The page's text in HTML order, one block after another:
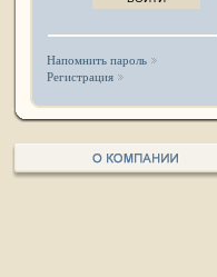
Напомнить пароль
Регистрация